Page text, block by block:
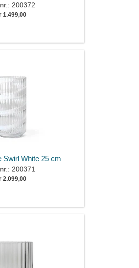
200372
1.499,00
Swirl White 25 cm
200371
2.099,00